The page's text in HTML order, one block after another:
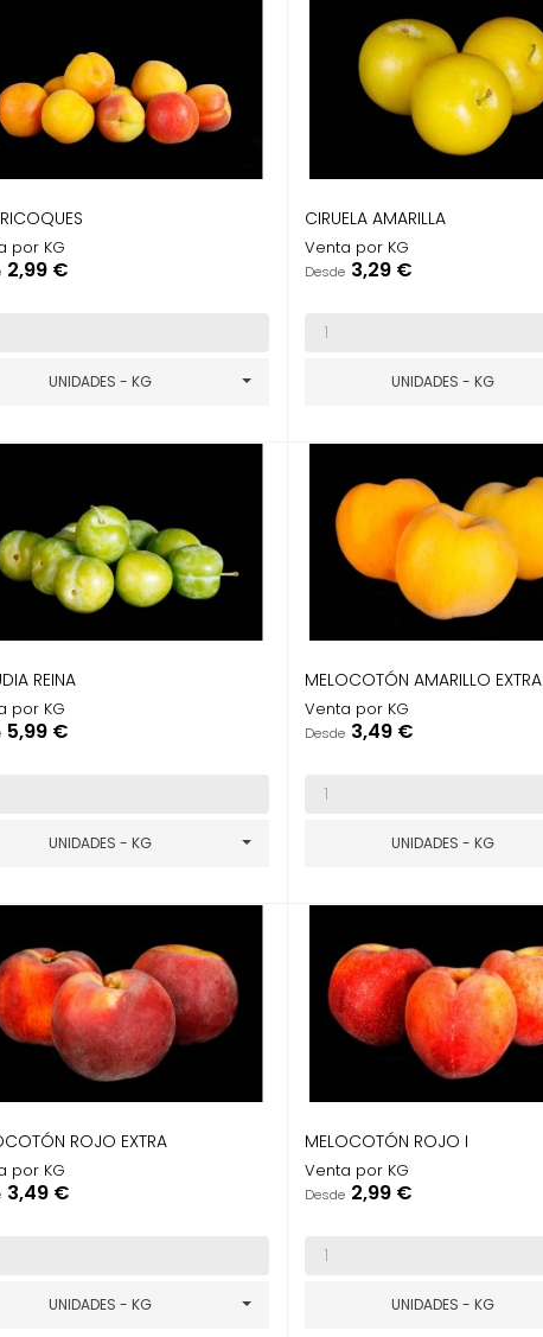
por KG
Precio
2,99 €
UNIDADES - KG
CIRUELA AMARILLA
Venta por KG
Desde Precio
3,29 €
UNIDADES - KG
REINA
por KG
Precio
5,99 €
UNIDADES - KG
MELOCOTÓN AMARILLO EXTRA
Venta por KG
Desde Precio
3,49 €
UNIDADES - KG
ROJO EXTRA
por KG
Precio
3,49 €
UNIDADES - KG
MELOCOTÓN ROJO I
Venta por KG
Desde Precio
2,99 €
UNIDADES - KG